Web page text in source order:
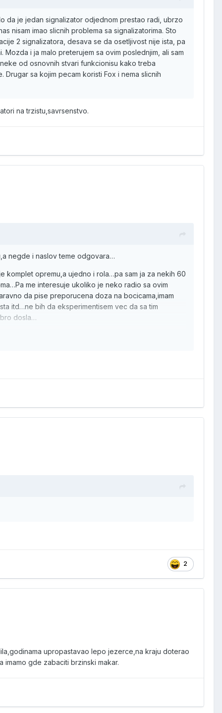
da je jedan signalizator odjednom prestao radi, ubrzo
nisam imao slicnih problema sa signalizatorima. Sto
2 signalizatora, desava se da osetljivost nije ista, pa
i ja malo preterujem sa ovim poslednjim, ali sam
od osnovnih stvari funkcionisu kako treba
sa kojim pecam koristi Fox i nema slicnih
na trzistu,savrsenstvo.
negde i naslov teme odgovara…
komplet opremu,a ujedno i rola…pa sam ja za nekih 60
me interesuje ukoliko je neko radio sa ovim
da pise preporucena doza na bocicama,imam
itd…ne bih da eksperimentisem vec da sa tim
dosla…
2
upropastavao lepo jezerce,na kraju doterao
gde zabaciti brzinski makar.